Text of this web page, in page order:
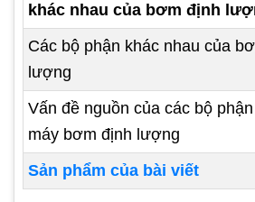
khác nhau của bơm định
Các bộ phận khác nhau của
lượng
Vấn đề nguồn của các bộ
máy bơm định lượng
Sản phẩm của bài viết